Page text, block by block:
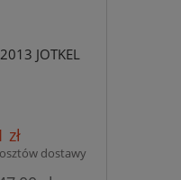
JOTKEL
zł
dostawy